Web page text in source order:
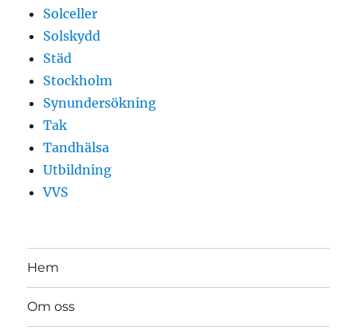
Solceller
Solskydd
Städ
Stockholm
Synundersökning
Tak
Tandhälsa
Utbildning
VVS
Hem
Om oss